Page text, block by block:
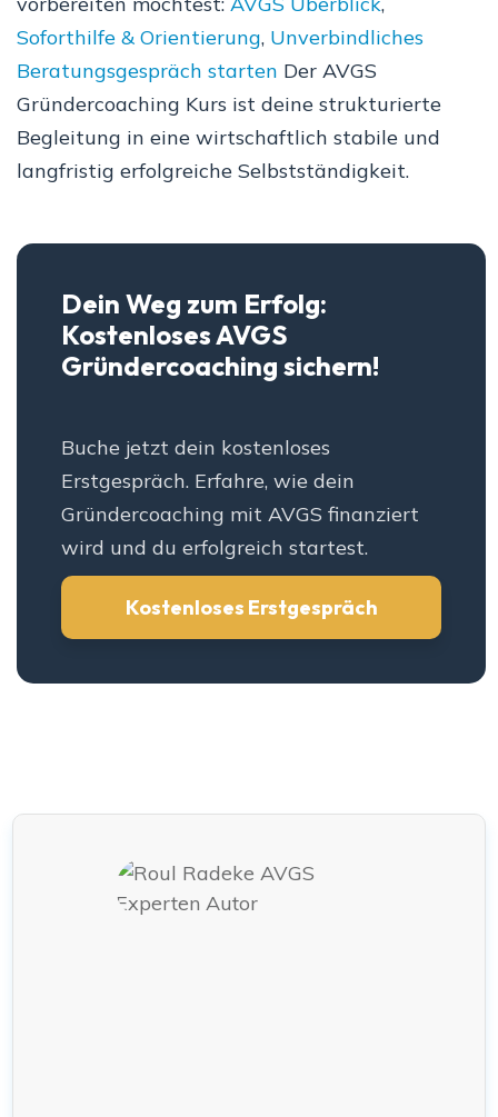
Soforthilfe & Orientierung, Unverbindliches
Beratungsgespräch starten Der AVGS
Gründercoaching Kurs ist deine strukturierte
Begleitung in eine wirtschaftlich stabile und
langfristig erfolgreiche Selbstständigkeit.
Dein Weg zum Erfolg:
Kostenloses AVGS
Gründercoaching sichern!
Buche jetzt dein kostenloses
Erstgespräch. Erfahre, wie dein
Gründercoaching mit AVGS finanziert
wird und du erfolgreich startest.
Kostenloses Erstgespräch